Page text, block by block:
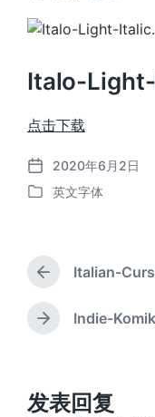
Italo-
点击下载
发
布
2020年6月2日
发
英文字体
上
篇
文
章
Italian-
下
：
Indie-
发表回复